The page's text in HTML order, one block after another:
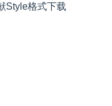
Style格式下载